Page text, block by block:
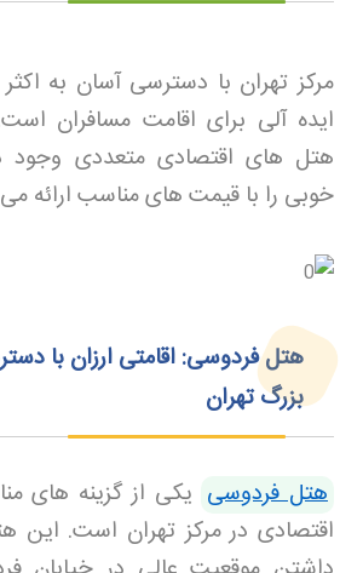
مرکز تهران با دسترسی آسان به
ایده آلی برای اقامت مسافران
هتل های اقتصادی متعددی وجود
خوبی را با قیمت های مناسب ارائه
هتل فردوسی: اقامتی ارزان با
بزرگ تهران
هتل فردوسی یکی از گزینه های
اقتصادی در مرکز تهران است. این